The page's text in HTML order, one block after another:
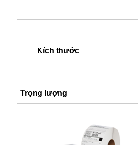
Kích thước
Trọng lượng